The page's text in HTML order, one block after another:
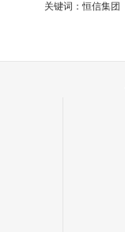
关键词：恒信集团